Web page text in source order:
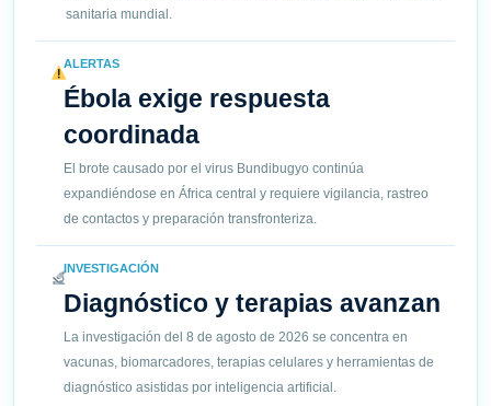
sanitaria mundial.
ALERTAS
Ébola exige respuesta
coordinada
El brote causado por el virus Bundibugyo continúa
expandiéndose en África central y requiere vigilancia, rastreo
de contactos y preparación transfronteriza.
INVESTIGACIÓN
Diagnóstico y terapias avanzan
La investigación del 8 de agosto de 2026 se concentra en
vacunas, biomarcadores, terapias celulares y herramientas de
diagnóstico asistidas por inteligencia artificial.